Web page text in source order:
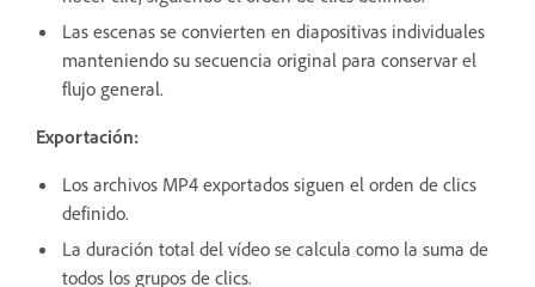
Las escenas se convierten en diapositivas individuales
manteniendo su secuencia original para conservar el
flujo general.
Exportación:
Los archivos MP4 exportados siguen el orden de clics
definido.
La duración total del vídeo se calcula como la suma de
todos los grupos de clics.